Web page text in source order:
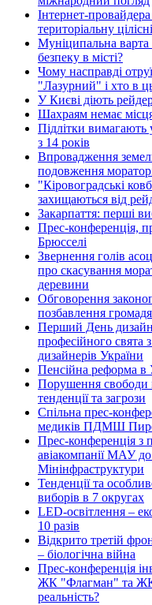
Інтернет-
територіальну
Муніципальна варта
безпеку в місті?
Чому насправді
"Лазурний" і хто в
У Києві діють
Шахраям немає
Підлітки вимагають
з 14 років
Впровадження
подовження
"Кіровоградські
захищаються від
Закарпаття: перші
Прес-конференція,
Брюсселі
Звернення голів
про скасування
деревини
Обговорення
позбавлення
Перший День
професійного свята
дизайнерів України
Пенсійна реформа в
Порушення свободи
тенденції та загрози
Спільна прес-
медиків ПДМШ
Прес-конференція з
авіакомпанії МАУ
Мінінфраструктури
Тенденції та
виборів в 7 округах
LED-освітлення –
10 разів
Відкрито третій
– біологічна війна
Прес-конференція
ЖК "Флагман" та
реальність?